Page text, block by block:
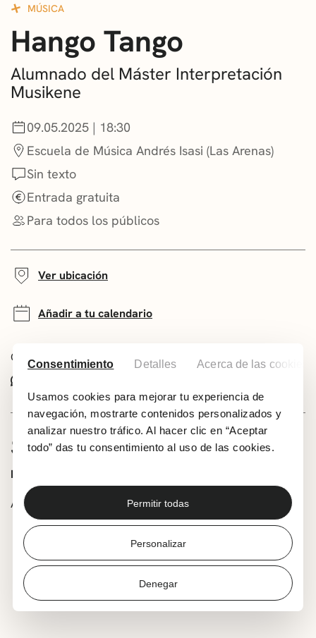
Consentimiento Detalles Acerca de las cookies
Usamos cookies para mejorar tu experiencia de
navegación, mostrarte contenidos personalizados y
analizar nuestro tráfico. Al hacer clic en “Aceptar
todo” das tu consentimiento al uso de las cookies.
Permitir todas
Personalizar
Denegar
NOTICIAS
GETXO KULTURA
ASOCIACIONES CULTURALES
MÚSICA
Hango Tango
Alumnado del Máster Interpretación
Musikene
09.05.2025 | 18:30
Escuela de Música Andrés Isasi (Las Arenas)
Sin texto
Entrada gratuita
Para todos los públicos
Ver ubicación
Añadir a tu calendario
Comparte este evento:
SOBRE EL CONCIERTO
Entrada gratuita hasta completar aforo
Alumnado y músicos/as:
Piano: Izaro Yáñez
Acordeón: Byron Ángel